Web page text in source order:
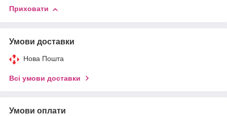
Приховати
Умови доставки
Нова Пошта
Всі умови доставки
Умови оплати